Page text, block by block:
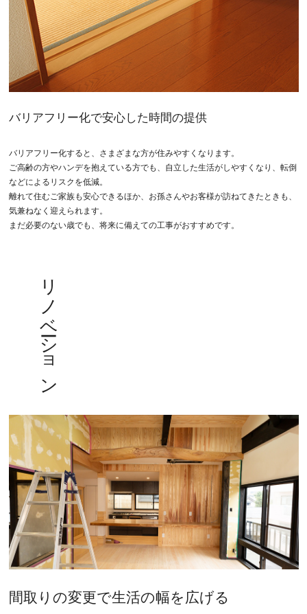
バリアフリー化で安心した時間の提供
バリアフリー化すると、さまざまな方が住みやすくなります。
ご高齢の方やハンデを抱えている方でも、自立した生活がしやすくなり、転倒
などによるリスクを低減。
離れて住むご家族も安心できるほか、お孫さんやお客様が訪ねてきたときも、
気兼ねなく迎えられます。
まだ必要のない歳でも、将来に備えての工事がおすすめです。
リノベーション
間取りの変更で生活の幅を広げる